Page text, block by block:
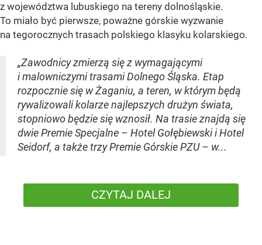
z województwa lubuskiego na tereny dolnośląskie.
To miało być pierwsze, poważne górskie wyzwanie
na tegorocznych trasach polskiego klasyku kolarskiego.
„Zawodnicy zmierzą się z wymagającymi
i malowniczymi trasami Dolnego Śląska. Etap
rozpocznie się w Żaganiu, a teren, w którym będą
rywalizowali kolarze najlepszych drużyn świata,
stopniowo będzie się wznosił. Na trasie znajdą się
dwie Premie Specjalne – Hotel Gołębiewski i Hotel
Seidorf, a także trzy Premie Górskie PZU – w...
CZYTAJ DALEJ